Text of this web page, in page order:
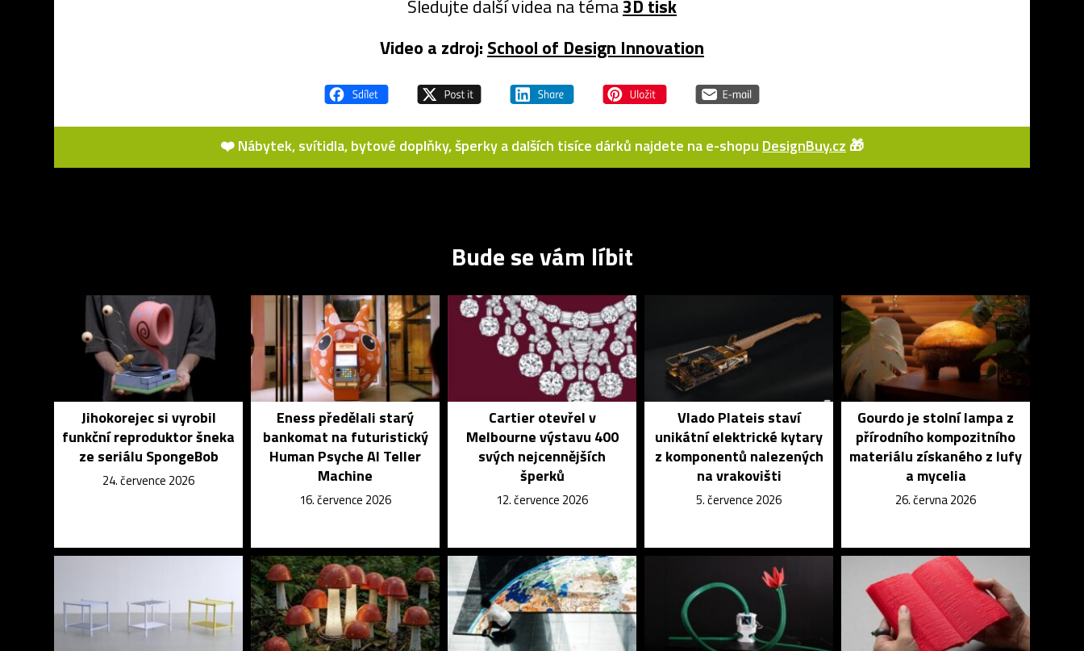
Sledujte další videa na téma3D tisk
Video a zdroj: School of Design Innovation
❤️ Nábytek, svítidla, bytové doplňky, šperky a dalších tisíce dárků najdete na e-shopu DesignBuy.cz 🎁
Bude se vám líbit
Jihokorejec si vyrobil
funkční reproduktor šneka
ze seriálu SpongeBob
24. července 2026
Eness předělali starý
bankomat na futuristický
Human Psyche AI Teller
Machine
16. července 2026
Cartier otevřel v
Melbourne výstavu 400
svých nejcennějších
šperků
12. července 2026
Vlado Plateis staví
unikátní elektrické kytary
z komponentů nalezených
na vrakovišti
5. července 2026
Gourdo je stolní lampa z
přírodního kompozitního
materiálu získaného z lufy
a mycelia
26. června 2026